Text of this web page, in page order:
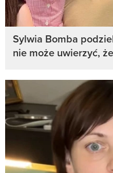
Sylwia Bomba
nie może uwierzyć,